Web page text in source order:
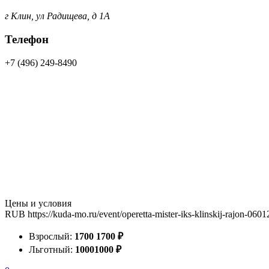
г Клин, ул Радищева, д 1А
Телефон
+7 (496) 249-8490
Цены и условия
RUB https://kuda-mo.ru/event/operetta-mister-iks-klinskij-rajon-
Взрослый: 1700 1700 ₽
Льготный: 10001000 ₽